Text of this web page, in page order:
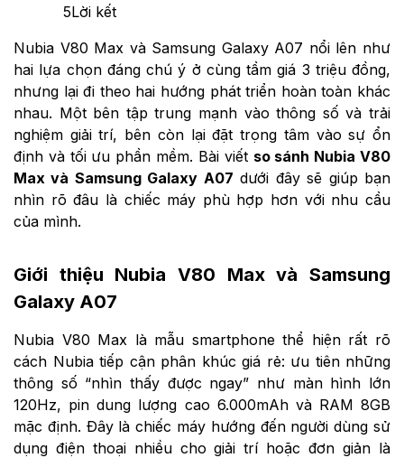
5Lời kết
Nubia V80 Max và Samsung Galaxy A07 nổi lên như
hai lựa chọn đáng chú ý ở cùng tầm giá 3 triệu đồng,
nhưng lại đi theo hai hướng phát triển hoàn toàn khác
nhau. Một bên tập trung mạnh vào thông số và trải
nghiệm giải trí, bên còn lại đặt trọng tâm vào sự ổn
định và tối ưu phần mềm. Bài viết so sánh Nubia V80
Max và Samsung Galaxy A07 dưới đây sẽ giúp bạn
nhìn rõ đâu là chiếc máy phù hợp hơn với nhu cầu
của mình.
Giới thiệu Nubia V80 Max và Samsung
Galaxy A07
Nubia V80 Max là mẫu smartphone thể hiện rất rõ
cách Nubia tiếp cận phân khúc giá rẻ: ưu tiên những
thông số “nhìn thấy được ngay” như màn hình lớn
120Hz, pin dung lượng cao 6.000mAh và RAM 8GB
mặc định. Đây là chiếc máy hướng đến người dùng sử
dụng điện thoại nhiều cho giải trí hoặc đơn giản là